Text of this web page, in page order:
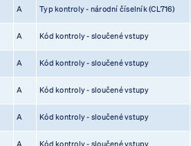
A Typ kontroly - národní číselník (CL716)
A Kód kontroly - sloučené vstupy
A Kód kontroly - sloučené vstupy
A Kód kontroly - sloučené vstupy
A Kód kontroly - sloučené vstupy
A Kód kontroly - sloučené vstupy